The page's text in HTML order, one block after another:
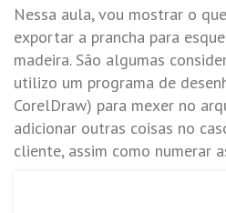
Nessa aula, vou mostrar o
exportar a prancha para
madeira. São algumas
utilizo um programa de
CorelDraw) para mexer no
adicionar outras coisas no
cliente, assim como numerar